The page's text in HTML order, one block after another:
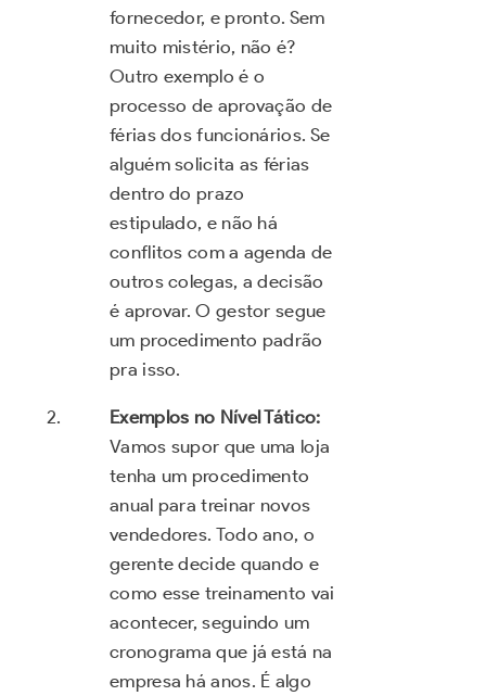
fornecedor, e pronto. Sem
muito mistério, não é?
Outro exemplo é o
processo de aprovação de
férias dos funcionários. Se
alguém solicita as férias
dentro do prazo
estipulado, e não há
conflitos com a agenda de
outros colegas, a decisão
é aprovar. O gestor segue
um procedimento padrão
pra isso.
Exemplos no Nível Tático:
Vamos supor que uma loja
tenha um procedimento
anual para treinar novos
vendedores. Todo ano, o
gerente decide quando e
como esse treinamento vai
acontecer, seguindo um
cronograma que já está na
empresa há anos. É algo